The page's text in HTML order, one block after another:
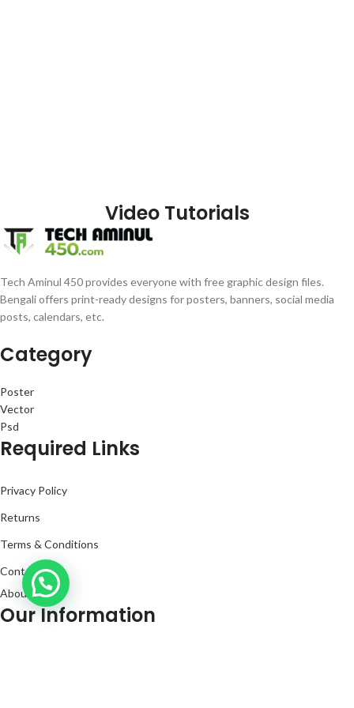
Video Tutorials
Tech Aminul 450 provides everyone with free graphic design files.
Bengali offers print-ready designs for posters, banners, social media
posts, calendars, etc.
Category
Poster
Vector
Psd
Required Links
Privacy Policy
Returns
Terms & Conditions
Contact Us
About Us
Our Information